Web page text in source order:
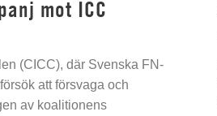
mot ICC
(CICC), där Svenska FN-
att försvaga och
av koalitionens